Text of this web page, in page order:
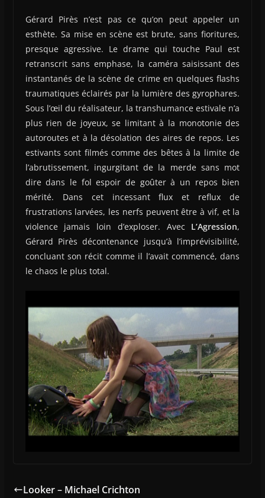
Gérard Pirès n’est pas ce qu’on peut appeler un
esthète. Sa mise en scène est brute, sans fioritures,
presque agressive. Le drame qui touche Paul est
retranscrit sans emphase, la caméra saisissant des
instantanés de la scène de crime en quelques flashs
traumatiques éclairés par la lumière des gyrophares.
Sous l’œil du réalisateur, la transhumance estivale n’a
plus rien de joyeux, se limitant à la monotonie des
autoroutes et à la désolation des aires de repos. Les
estivants sont filmés comme des bêtes à la limite de
l’abrutissement, ingurgitant de la merde sans mot
dire dans le fol espoir de goûter à un repos bien
mérité. Dans cet incessant flux et reflux de
frustrations larvées, les nerfs peuvent être à vif, et la
violence jamais loin d’exploser. Avec L’Agression,
Gérard Pirès décontenance jusqu’à l’imprévisibilité,
concluant son récit comme il l’avait commencé, dans
le chaos le plus total.
Looker – Michael Crichton